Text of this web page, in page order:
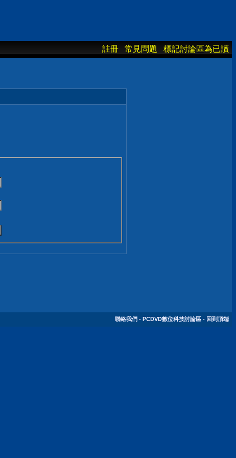
註冊 常見問題 標記討論區為已讀
聯絡我們 - PCDVD數位科技討論區 - 回到頂端